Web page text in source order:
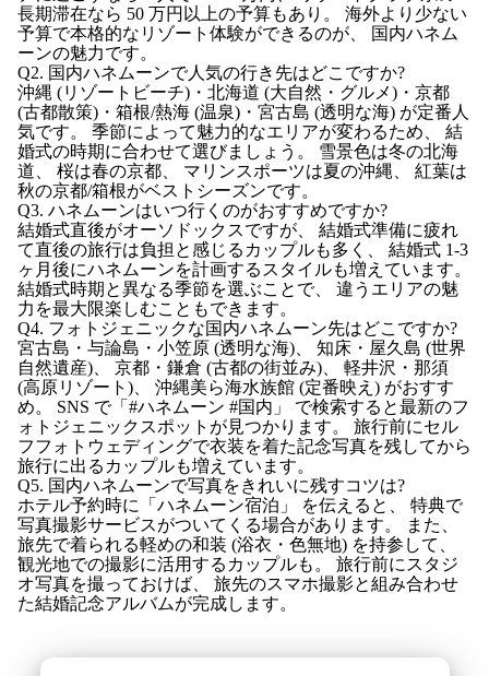
長期滞在なら 50 万円以上の予算もあり。 海外より少ない
予算で本格的なリゾート体験ができるのが、 国内ハネム
ーンの魅力です。
Q2. 国内ハネムーンで人気の行き先はどこですか?
沖縄 (リゾートビーチ)・北海道 (大自然・グルメ)・京都
(古都散策)・箱根/熱海 (温泉)・宮古島 (透明な海) が定番人
気です。 季節によって魅力的なエリアが変わるため、 結
婚式の時期に合わせて選びましょう。 雪景色は冬の北海
道、 桜は春の京都、 マリンスポーツは夏の沖縄、 紅葉は
秋の京都/箱根がベストシーズンです。
Q3. ハネムーンはいつ行くのがおすすめですか?
結婚式直後がオーソドックスですが、 結婚式準備に疲れ
て直後の旅行は負担と感じるカップルも多く、 結婚式 1-3
ヶ月後にハネムーンを計画するスタイルも増えています。
結婚式時期と異なる季節を選ぶことで、 違うエリアの魅
力を最大限楽しむこともできます。
Q4. フォトジェニックな国内ハネムーン先はどこですか?
宮古島・与論島・小笠原 (透明な海)、 知床・屋久島 (世界
自然遺産)、 京都・鎌倉 (古都の街並み)、 軽井沢・那須
(高原リゾート)、 沖縄美ら海水族館 (定番映え) がおすす
め。 SNS で「#ハネムーン #国内」 で検索すると最新のフ
ォトジェニックスポットが見つかります。 旅行前にセル
フフォトウェディングで衣装を着た記念写真を残してから
旅行に出るカップルも増えています。
Q5. 国内ハネムーンで写真をきれいに残すコツは?
ホテル予約時に「ハネムーン宿泊」 を伝えると、 特典で
写真撮影サービスがついてくる場合があります。 また、
旅先で着られる軽めの和装 (浴衣・色無地) を持参して、
観光地での撮影に活用するカップルも。 旅行前にスタジ
オ写真を撮っておけば、 旅先のスマホ撮影と組み合わせ
た結婚記念アルバムが完成します。